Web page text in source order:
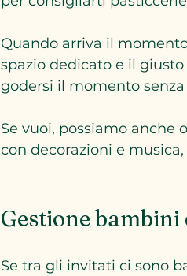
Quando arriva il
spazio dedicato e il
godersi il momento
Se vuoi, possiamo anche
con decorazioni e
Gestione
Se tra gli invitati ci sono